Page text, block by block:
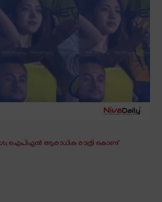
ഐപിഎൽ ആരാധിക രാത്രി കൊണ്ട്